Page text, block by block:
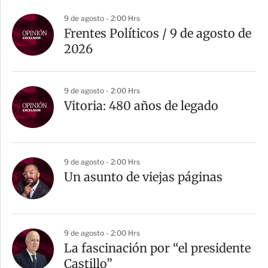
a
r
t
9 de agosto - 2:00 Hrs
Frentes Políticos / 9 de agosto de
2026
9 de agosto - 2:00 Hrs
Vitoria: 480 años de legado
9 de agosto - 2:00 Hrs
Un asunto de viejas páginas
9 de agosto - 2:00 Hrs
La fascinación por “el presidente
Castillo”